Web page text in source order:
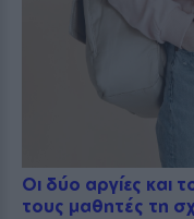
Οι δύο αργίες και
τους μαθητές τη